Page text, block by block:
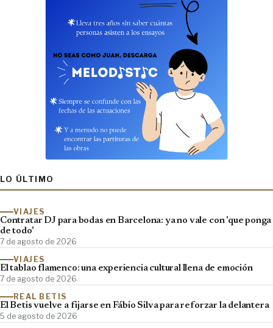
LO ÚLTIMO
VIAJES
Contratar DJ para bodas en Barcelona: ya no vale con 'que ponga
de todo'
7 de agosto de 2026
VIAJES
El tablao flamenco: una experiencia cultural llena de emoción
7 de agosto de 2026
REAL BETIS
El Betis vuelve a fijarse en Fábio Silva para reforzar la delantera
5 de agosto de 2026